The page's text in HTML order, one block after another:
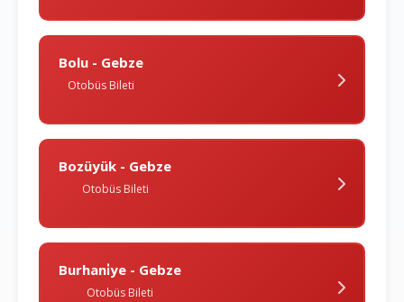
Bolu - Gebze
Otobüs Bileti
Bozüyük - Gebze
Otobüs Bileti
Burhani̇ye - Gebze
Otobüs Bileti